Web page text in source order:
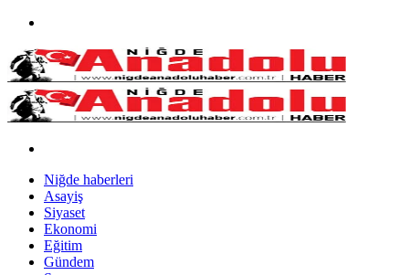
Niğde haberleri
Asayiş
Siyaset
Ekonomi
Eğitim
Gündem